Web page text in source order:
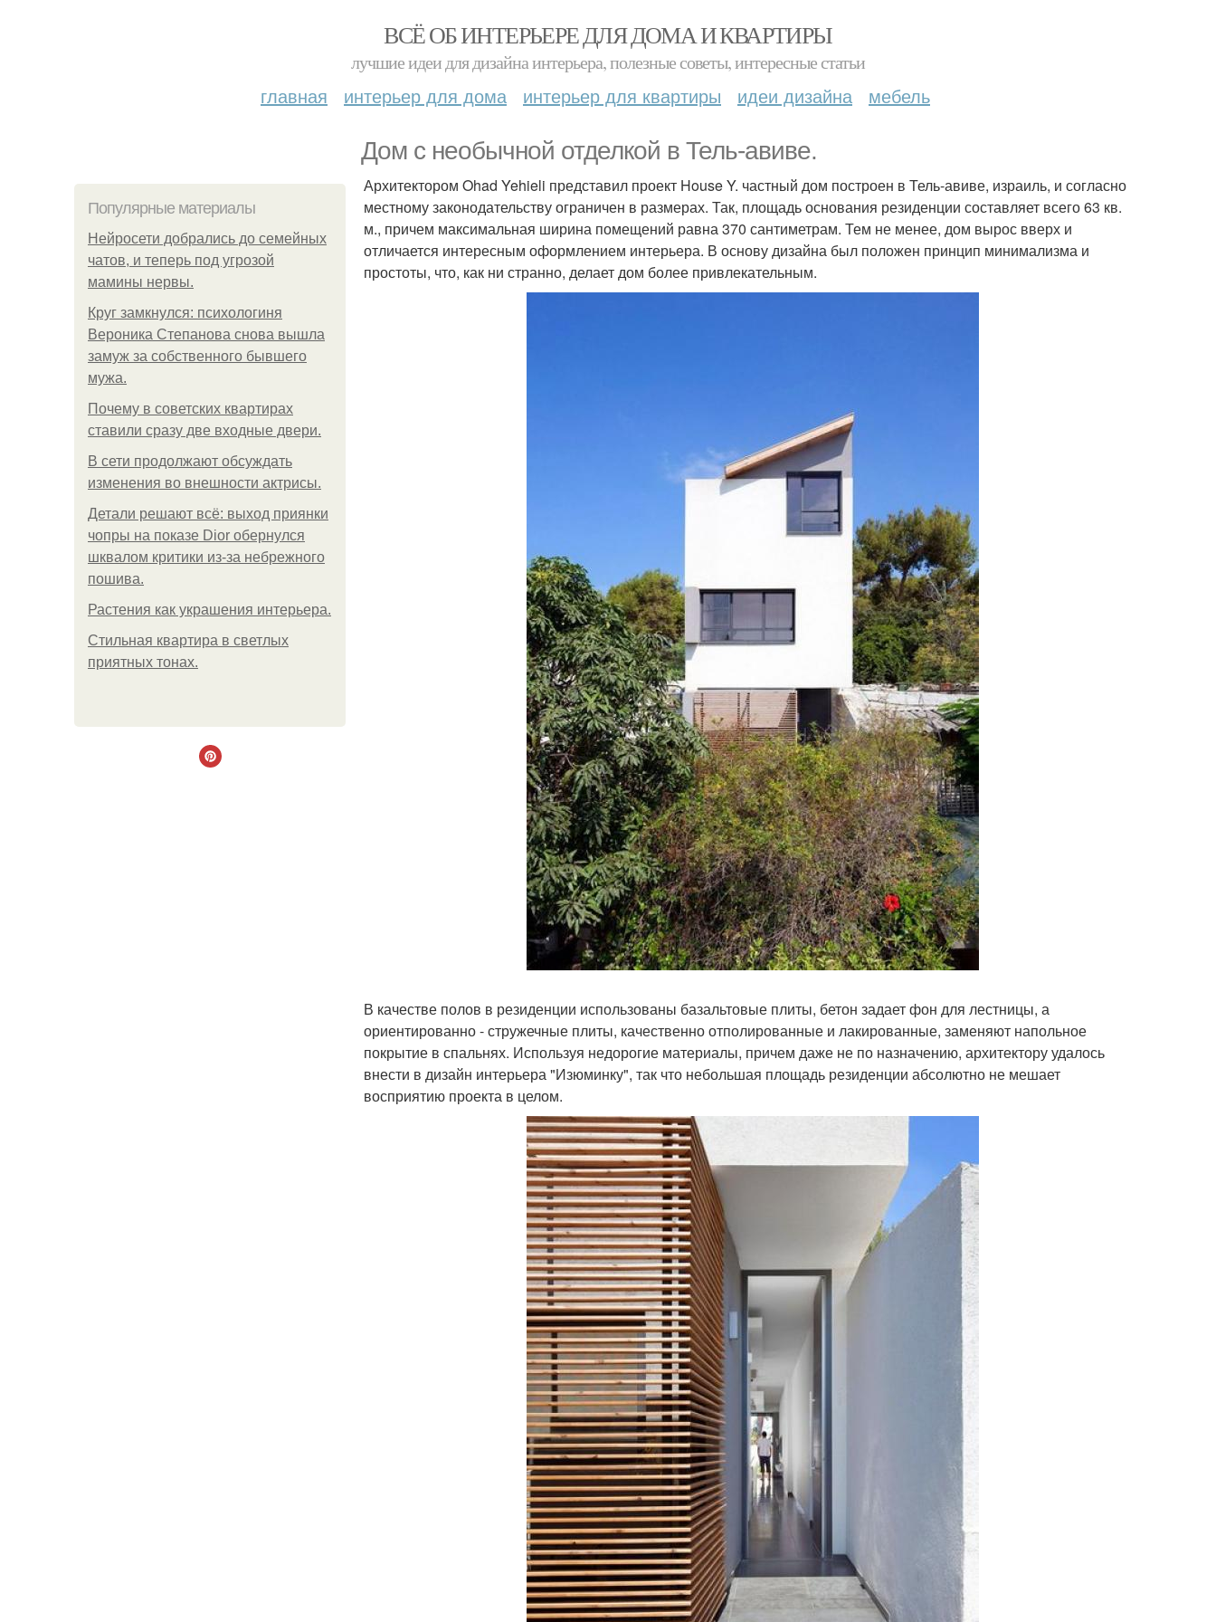
ВСЁ ОБ ИНТЕРЬЕРЕ ДЛЯ ДОМА И КВАРТИРЫ
лучшие идеи для дизайна интерьера, полезные советы, интересные статьи
главная интерьер для дома интерьер для квартиры идеи дизайна мебель
Дом с необычной отделкой в Тель-авиве.
Популярные материалы
Нейросети добрались до семейных
чатов, и теперь под угрозой
мамины нервы.
Круг замкнулся: психологиня
Вероника Степанова снова вышла
замуж за собственного бывшего
мужа.
Почему в советских квартирах
ставили сразу две входные двери.
В сети продолжают обсуждать
изменения во внешности актрисы.
Детали решают всё: выход приянки
чопры на показе Dior обернулся
шквалом критики из-за небрежного
пошива.
Растения как украшения интерьера.
Стильная квартира в светлых
приятных тонах.
Архитектором Ohad Yehieli представил проект House Y. частный дом построен в Тель-авиве, израиль, и согласно
местному законодательству ограничен в размерах. Так, площадь основания резиденции составляет всего 63 кв.
м., причем максимальная ширина помещений равна 370 сантиметрам. Тем не менее, дом вырос вверх и
отличается интересным оформлением интерьера. В основу дизайна был положен принцип минимализма и
простоты, что, как ни странно, делает дом более привлекательным.
В качестве полов в резиденции использованы базальтовые плиты, бетон задает фон для лестницы, а
ориентированно - стружечные плиты, качественно отполированные и лакированные, заменяют напольное
покрытие в спальнях. Используя недорогие материалы, причем даже не по назначению, архитектору удалось
внести в дизайн интерьера "Изюминку", так что небольшая площадь резиденции абсолютно не мешает
восприятию проекта в целом.